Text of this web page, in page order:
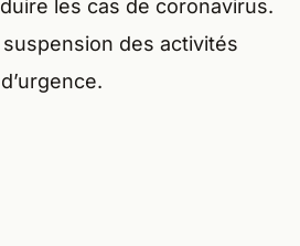
les cas de coronavirus.
des activités